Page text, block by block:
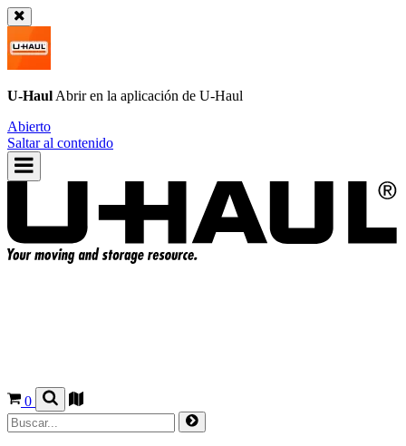
U-Haul Abrir en la aplicación de U-Haul
Abierto
Saltar al contenido
0